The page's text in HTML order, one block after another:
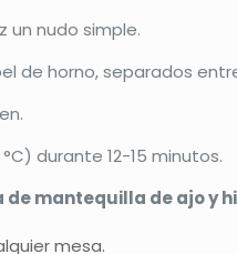
un nudo simple.
de horno, separados
durante 12-15 minutos.
de mantequilla de ajo y
mesa.